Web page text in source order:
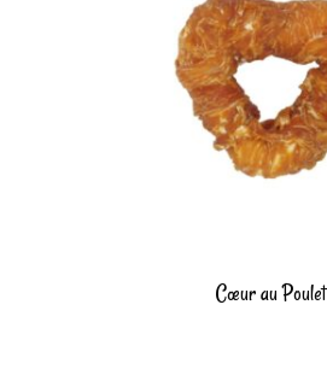
Cœur au Poulet